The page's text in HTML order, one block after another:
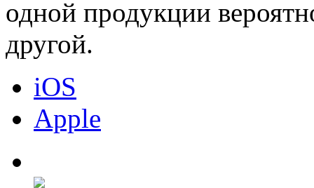
одной продукции
другой.
iOS
Apple